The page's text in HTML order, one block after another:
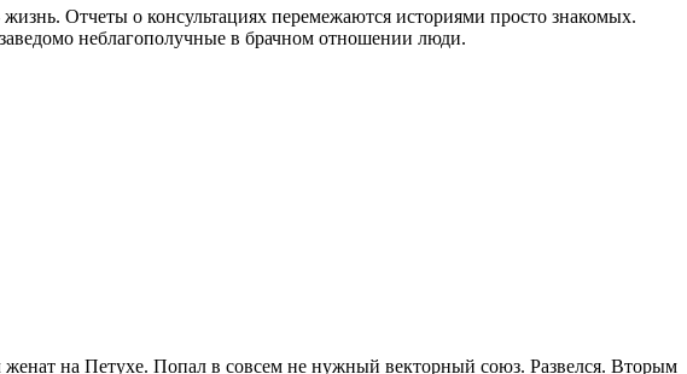
Отчеты о консультациях перемежаются историями просто знакомых.
неблагополучные в брачном отношении люди.
на Петухе. Попал в совсем не нужный векторный союз. Развелся. Вторым